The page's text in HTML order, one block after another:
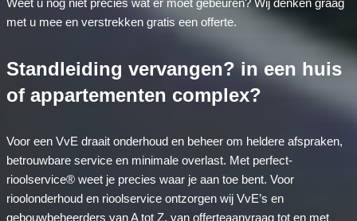
Weet u nog niet precies wat er moet gebeuren? Wij denken graag
met u mee en verstrekken gratis een offerte.
Standleiding vervangen? in een huis
of appartementen complex?
Voor een VvE draait onderhoud en beheer om heldere afspraken,
betrouwbare service en minimale overlast. Met perfect-
rioolservice® weet je precies waar je aan toe bent. Voor
rioolonderhoud en rioolservice ontzorgen wij VvE’s en
gebouwbeheerders van A tot Z, van offerteaanvraag tot en met